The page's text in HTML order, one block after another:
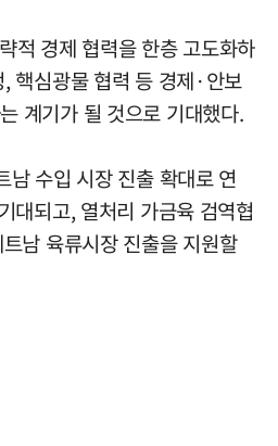
적 경제 협력을 한층 고도화하
핵심광물 협력 등 경제·안보
계기가 될 것으로 기대했다.
수입 시장 진출 확대로 연
대되고, 열처리 가금육 검역협
남 육류시장 진출을 지원할